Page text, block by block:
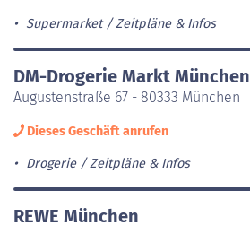
Supermarket Zeitpläne & Infos
DM-Drogerie Markt München
Augustenstraße 67 - 80333 München
Dieses Geschäft anrufen
Drogerie Zeitpläne & Infos
REWE München